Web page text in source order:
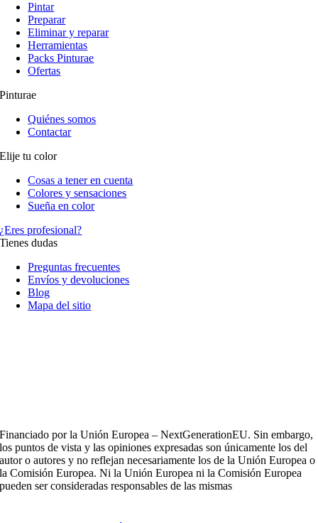
Pintar
Preparar
Eliminar y reparar
Herramientas
Packs Pinturae
Ofertas
Pinturae
Quiénes somos
Contactar
Elije tu color
Cosas a tener en cuenta
Colores y sensaciones
Sueña en color
¿Eres profesional?
Tienes dudas
Preguntas frecuentes
Envíos y devoluciones
Blog
Mapa del sitio
Financiado por la Unión Europea – NextGenerationEU. Sin embargo,
los puntos de vista y las opiniones expresadas son únicamente los del
autor o autores y no reflejan necesariamente los de la Unión Europea o
la Comisión Europea. Ni la Unión Europea ni la Comisión Europea
pueden ser consideradas responsables de las mismas